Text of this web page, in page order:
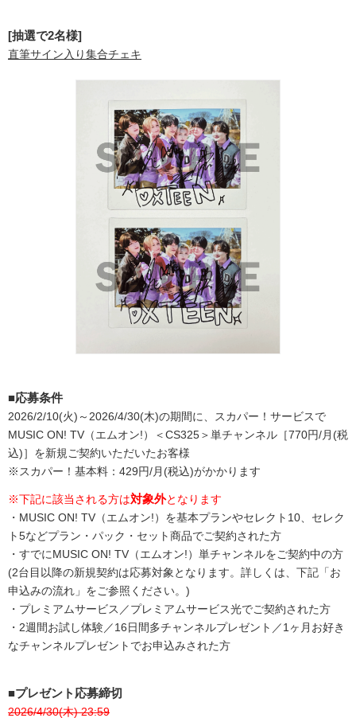
[抽選で2名様]
直筆サイン入り集合チェキ
■応募条件
2026/2/10(火)～2026/4/30(木)の期間に、スカパー！サービスで
MUSIC ON! TV（エムオン!）＜CS325＞単チャンネル［770円/月(税
込)］を新規ご契約いただいたお客様
※スカパー！基本料：429円/月(税込)がかかります
※下記に該当される方は対象外となります
・MUSIC ON! TV（エムオン!）を基本プランやセレクト10、セレク
ト5などプラン・パック・セット商品でご契約された方
・すでにMUSIC ON! TV（エムオン!）単チャンネルをご契約中の方
(2台目以降の新規契約は応募対象となります。詳しくは、下記「お
申込みの流れ」をご参照ください。)
・プレミアムサービス／プレミアムサービス光でご契約された方
・2週間お試し体験／16日間多チャンネルプレゼント／1ヶ月お好き
なチャンネルプレゼントでお申込みされた方
■プレゼント応募締切
2026/4/30(木) 23:59